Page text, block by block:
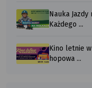
Nauka
Każdego ...
Kino letnie
hopowa ...